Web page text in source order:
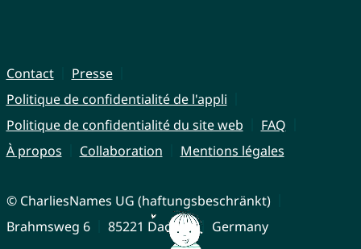
Contact
Presse
Politique de confidentialité de l'appli
Politique de confidentialité du site web
FAQ
À propos
Collaboration Mentions légales
© CharliesNames UG (haftungsbeschränkt)
Brahmsweg 6
85221 Dachau Germany